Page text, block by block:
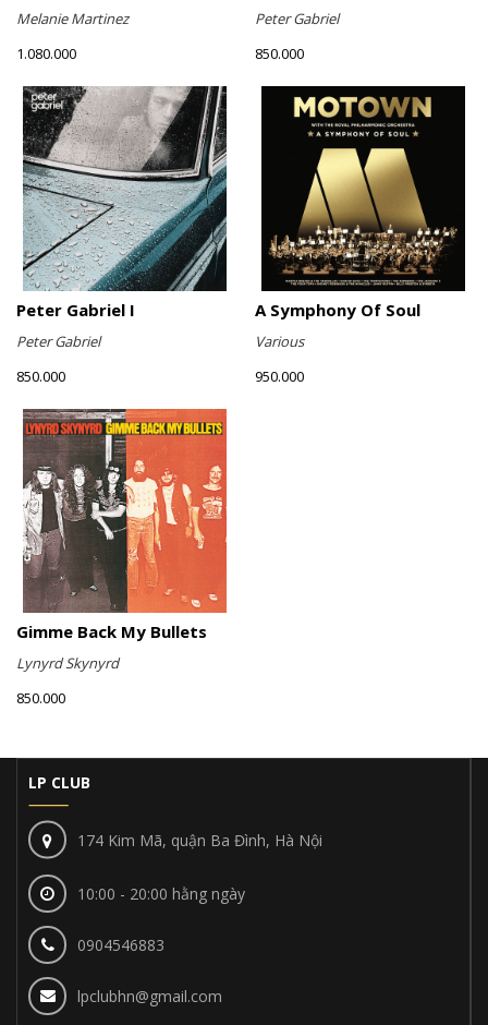
Melanie Martinez
1.080.000
Peter Gabriel
850.000
Peter Gabriel I
Peter Gabriel
850.000
A Symphony Of Soul
Various
950.000
Gimme Back My Bullets
Lynyrd Skynyrd
850.000
LP CLUB
174 Kim Mã, quận Ba Đình, Hà Nội
10:00 - 20:00 hằng ngày
0904546883
lpclubhn@gmail.com